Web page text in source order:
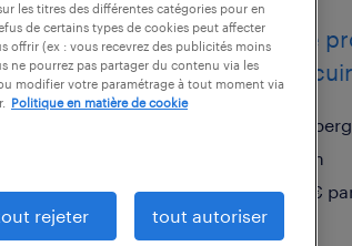
agent de
secteur
intérim
12,77 €
les titres des différentes catégories pour en
de certains types de cookies peut affecter
offrir (ex : vous recevrez des publicités moins
ne pourrez pas partager du contenu via les
modifier votre paramétrage à tout moment via
Politique en matière de cookie
rejeter tout autoriser